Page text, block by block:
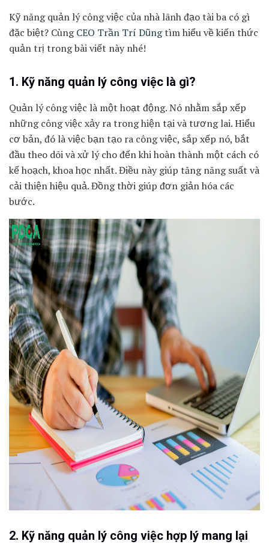
Kỹ năng quản lý công việc của nhà lãnh đạo tài ba có gì
đặc biệt? CùngCEO Trần Trí Dũngtìm hiểu về kiến thức
quản trị trong bài viết này nhé!
1. Kỹ năng quản lý công việc là gì?
Quản lý công việc là một hoạt động. Nó nhằm sắp xếp
những công việc xảy ra trong hiện tại và tương lai. Hiểu
cơ bản, đó là việc bạn tạo ra công việc, sắp xếp nó, bắt
đầu theo dõi và xử lý cho đến khi hoàn thành một cách có
kế hoạch, khoa học nhất. Điều này giúp tăng năng suất và
cải thiện hiệu quả. Đồng thời giúp đơn giản hóa các
bước.
2. Kỹ năng quản lý công việc hợp lý mang lại